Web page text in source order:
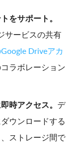
をサポート。
サービスの共有
Driveアカ
ラボレーション
時アクセス。 デ
ウンロードする
ストレージ間で